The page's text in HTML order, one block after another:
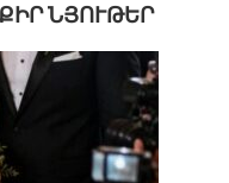
ՆՅՈՒԹԵՐ